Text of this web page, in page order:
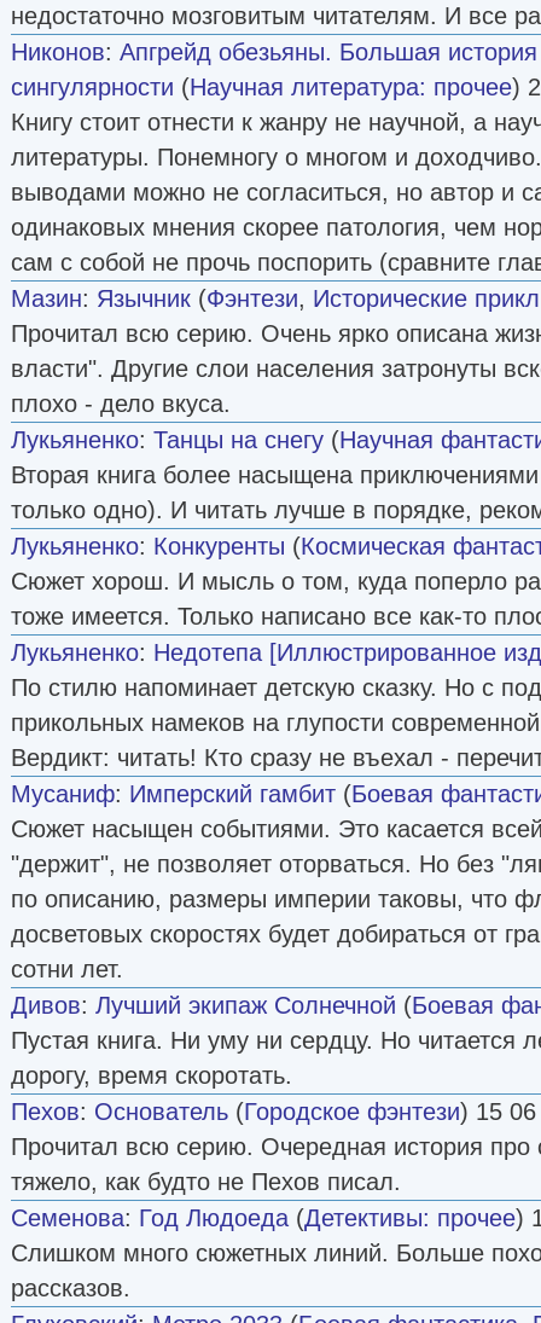
недостаточно мозговитым читателям. И все
Никонов: Апгрейд обезьяны. Большая
сингулярности (Научная литература: прочее)
Книгу стоит отнести к жанру не научной, а
литературы. Понемногу о многом и
выводами можно не согласиться, но автор и
одинаковых мнения скорее патология, чем
сам с собой не прочь поспорить (сравните
Мазин: Язычник (Фэнтези, Исторические
Прочитал всю серию. Очень ярко описана
власти". Другие слои населения затронуты
плохо - дело вкуса.
Лукьяненко: Танцы на снегу (Научная
Вторая книга более насыщена
только одно). И читать лучше в порядке,
Лукьяненко: Конкуренты (Космическая
Сюжет хорош. И мысль о том, куда поперло
тоже имеется. Только написано все как-то
Лукьяненко: Недотепа [Иллюстрированное
По стилю напоминает детскую сказку. Но с
прикольных намеков на глупости
Вердикт: читать! Кто сразу не въехал -
Мусаниф: Имперский гамбит (Боевая
Сюжет насыщен событиями. Это касается
"держит", не позволяет оторваться. Но без
по описанию, размеры империи таковы, что
досветовых скоростях будет добираться от
сотни лет.
Дивов: Лучший экипаж Солнечной (Боевая
Пустая книга. Ни уму ни сердцу. Но читается
дорогу, время скоротать.
Пехов: Основатель (Городское фэнтези) 15 06
Прочитал всю серию. Очередная история про
тяжело, как будто не Пехов писал.
Семенова: Год Людоеда (Детективы: прочее)
Слишком много сюжетных линий. Больше
рассказов.